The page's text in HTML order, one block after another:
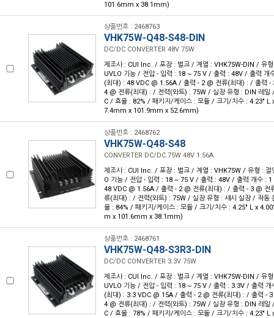
101.6mm x 38.1mm)
상품번호 : 2468763
VHK75W-Q48-S48-DIN
DC/DC CONVERTER 48V 75W
제조사 : CUI Inc. / 포장 : 벌크 / 계열 : VHK75W-DIN / 유
UVLO 기능 / 전압 - 입력 : 18 ~ 75 V / 출력 : 48V / 출력 개
(최대) : 48 VDC @ 1.56A / 출력 - 2 @ 전류(최대) : / 출력 -
4 @ 전류(최대) : / 전력(와트) : 75W / 실장 유형 : DIN 레일
C / 효율 : 82% / 패키지/케이스 : 모듈 / 크기/치수 : 4.23" L
7.4mm x 101.9mm x 52.6mm)
상품번호 : 2468762
VHK75W-Q48-S48
CONVERTER DC/DC 75W 48V 1.56A
제조사 : CUI Inc. / 포장 : 벌크 / 계열 : VHK75W / 유형 : 절
O 기능 / 전압 - 입력 : 18 ~ 75 V / 출력 : 48V / 출력 개수 :
48 VDC @ 1.56A / 출력 - 2 @ 전류(최대) : / 출력 - 3 @ 전
류(최대) : / 전력(와트) : 75W / 실장 유형 : 섀시 실장 / 작동
율 : 84% / 패키지/케이스 : 모듈 / 크기/치수 : 4.25" L x
m x 101.6mm x 38.1mm)
상품번호 : 2468761
VHK75W-Q48-S3R3-DIN
DC/DC CONVERTER 3.3V 75W
제조사 : CUI Inc. / 포장 : 벌크 / 계열 : VHK75W-DIN / 유
UVLO 기능 / 전압 - 입력 : 18 ~ 75 V / 출력 : 3.3V / 출력 개
(최대) : 3.3 VDC @ 15A / 출력 - 2 @ 전류(최대) : / 출력 -
4 @ 전류(최대) : / 전력(와트) : 75W / 실장 유형 : DIN 레일
C / 효율 : 78% / 패키지/케이스 : 모듈 / 크기/치수 : 4.23" L